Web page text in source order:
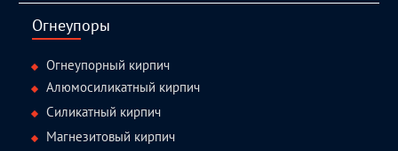
Огнеупоры
Огнеупорный кирпич
Алюмосиликатный кирпич
Силикатный кирпич
Магнезитовый кирпич